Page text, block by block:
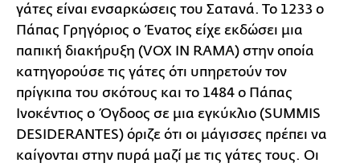
γάτες είναι ενσαρκώσεις του Σατανά. Το 1233 ο
Πάπας Γρηγόριος ο Ένατος είχε εκδώσει μια
παπική διακήρυξη (VOX IN RAMA) στην οποία
κατηγορούσε τις γάτες ότι υπηρετούν τον
πρίγκιπα του σκότους και το 1484 ο Πάπας
Ινοκέντιος ο Όγδοος σε μια εγκύκλιο (SUMMIS
DESIDERANTES) όριζε ότι οι μάγισσες πρέπει να
καίγονται στην πυρά μαζί με τις γάτες τους. Οι